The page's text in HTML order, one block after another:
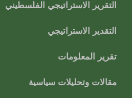
التقرير الاستراتيجي الفلسطيني
التقدير الاستراتيجي
تقرير المعلومات
مقالات وتحليلات سياسية